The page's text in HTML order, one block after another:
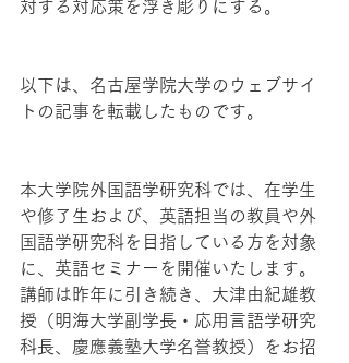
対する対応策を浮き彫りにする。
以下は、名古屋学院大学のウェブサイ
トの記事を転載したものです。
本大学院外国語学研究科では、在学生
や修了生および、英語担当の教員や外
国語学研究科を目指している方を対象
に、英語セミナーを開催いたします。
講師は昨年に引き続き、大津由紀雄教
授（明海大学副学長・応用言語学研究
科長、慶應義塾大学名誉教授）をお招